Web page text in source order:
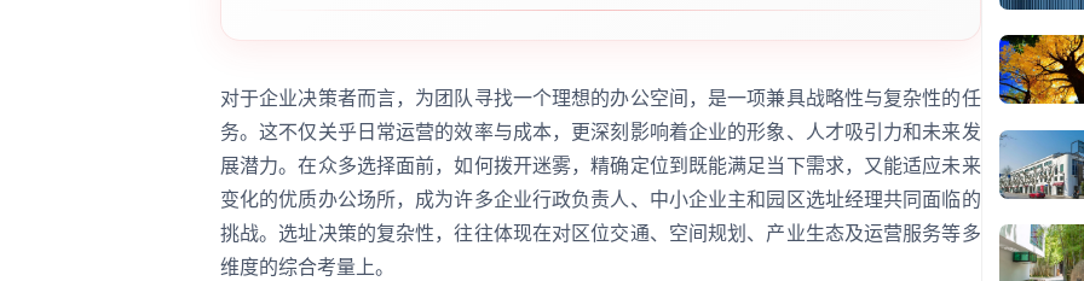
对于企业决策者而言，为团队寻找一个理想的办公空间，是一项兼具战略性与复杂性的任
务。这不仅关乎日常运营的效率与成本，更深刻影响着企业的形象、人才吸引力和未来发
展潜力。在众多选择面前，如何拨开迷雾，精确定位到既能满足当下需求，又能适应未来
变化的优质办公场所，成为许多企业行政负责人、中小企业主和园区选址经理共同面临的
挑战。选址决策的复杂性，往往体现在对区位交通、空间规划、产业生态及运营服务等多
维度的综合考量上。